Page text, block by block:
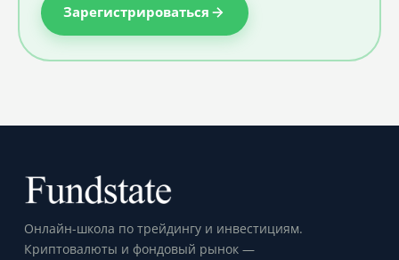
Зарегистрироваться
Онлайн-школа по трейдингу и инвестициям.
Криптовалюты и фондовый рынок —